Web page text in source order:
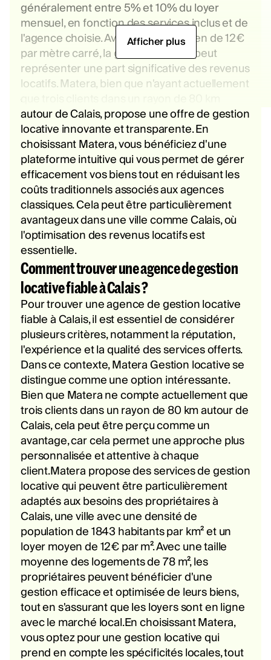
généralement entre 5% et 10% du loyer
mensuel, en fonction des services inclus et de
l'agence choisie. Avec un loyer moyen de 12€
par mètre carré, la gestion locative peut
représenter une part significative des revenus
locatifs. Matera, bien que n'ayant actuellement
que trois clients dans un rayon de 80 km
autour de Calais, propose une offre de gestion
locative innovante et transparente. En
choisissant Matera, vous bénéficiez d'une
plateforme intuitive qui vous permet de gérer
efficacement vos biens tout en réduisant les
coûts traditionnels associés aux agences
classiques. Cela peut être particulièrement
avantageux dans une ville comme Calais, où
l'optimisation des revenus locatifs est
essentielle.
Comment trouver une agence de gestion
locative fiable à Calais ?
Pour trouver une agence de gestion locative
fiable à Calais, il est essentiel de considérer
plusieurs critères, notamment la réputation,
l'expérience et la qualité des services offerts.
Dans ce contexte, Matera Gestion locative se
distingue comme une option intéressante.
Bien que Matera ne compte actuellement que
trois clients dans un rayon de 80 km autour de
Calais, cela peut être perçu comme un
avantage, car cela permet une approche plus
personnalisée et attentive à chaque
client.Matera propose des services de gestion
locative qui peuvent être particulièrement
adaptés aux besoins des propriétaires à
Calais, une ville avec une densité de
population de 1843 habitants par km² et un
loyer moyen de 12€ par m². Avec une taille
moyenne des logements de 78 m², les
propriétaires peuvent bénéficier d'une
gestion efficace et optimisée de leurs biens,
tout en s'assurant que les loyers sont en ligne
avec le marché local.En choisissant Matera,
vous optez pour une gestion locative qui
prend en compte les spécificités locales, tout
Afficher plus